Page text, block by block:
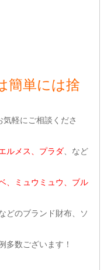
簡単には捨
気軽にご相談くださ
ルメス、プラダ、など
、ミュウミュウ、ブル
どのブランド財布、ソ
多数ございます！